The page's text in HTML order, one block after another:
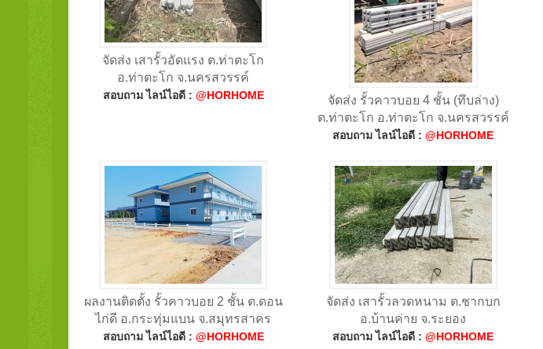
จัดส่ง เสารั้วอัดแรง ต.ท่าตะโก
อ.ท่าตะโก จ.นครสวรรค์
สอบถาม ไลน์ไอดี : @HORHOME
จัดส่ง รั้วคาวบอย 4 ชั้น (ทึบล่าง)
ต.ท่าตะโก อ.ท่าตะโก จ.นครสวรรค์
สอบถาม ไลน์ไอดี :@HORHOME
ผลงานติดตั้ง รั้วคาวบอย 2 ชั้น ต.ดอน
ไก่ดี อ.กระทุ่มแบน จ.สมุทรสาคร
สอบถาม ไลน์ไอดี : @HORHOME
จัดส่ง เสารั้วลวดหนาม ต.ชากบก
อ.บ้านค่าย จ.ระยอง
สอบถาม ไลน์ไอดี :@HORHOME